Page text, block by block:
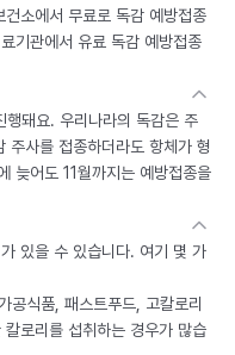
소에서 무료로 독감 예방접종
기관에서 유료 독감 예방접종
돼요. 우리나라의 독감은 주
주사를 접종하더라도 항체가 형
늦어도 11월까지는 예방접종을
있을 수 있습니다. 여기 몇 가
공식품, 패스트푸드, 고칼로리
로리를 섭취하는 경우가 많습